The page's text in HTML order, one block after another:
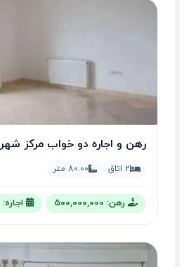
رهن و اجاره دو خواب مرکز شهر
2 اتاق 80.00 متر
رهن: 500,000,000 اجاره: 18,000,000